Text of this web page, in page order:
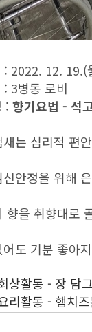
2022. 12. 19.(
3병동 로비
: 향기요법 - 석
는 심리적 편
안정을 위해
향을 취향대로
도 기분 좋아
상활동 - 장 담
리활동 - 햄치